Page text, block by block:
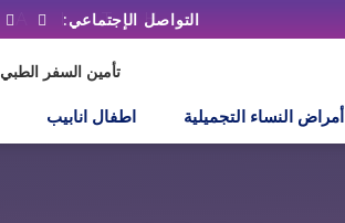
تأمين السفر الطبي
اطفال انابيب أمراض النساء التجميلية